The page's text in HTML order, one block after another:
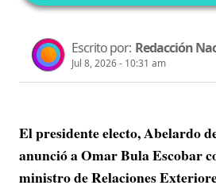
Escrito por: Redacción
Jul 8, 2026 - 10:31 am
El presidente electo, Abelardo
anunció a Omar Bula Escobar
ministro de Relaciones